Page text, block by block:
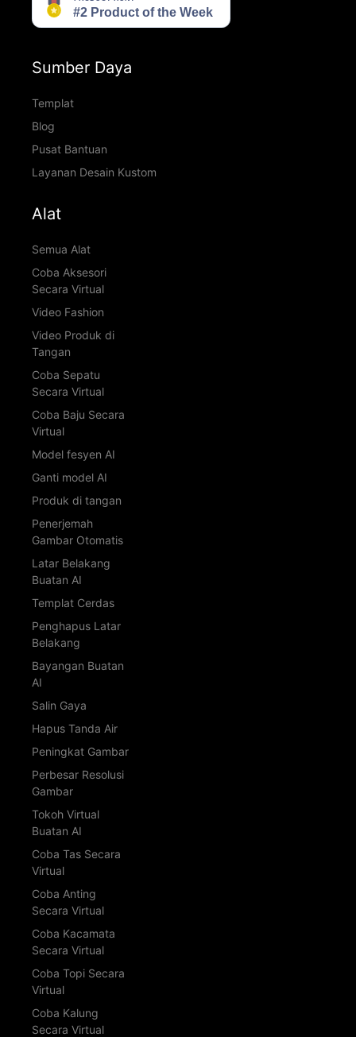
Sumber Daya
Templat
Blog
Pusat Bantuan
Layanan Desain Kustom
Alat
Semua Alat
Coba Aksesori
Secara Virtual
Video Fashion
Video Produk di
Tangan
Coba Sepatu
Secara Virtual
Coba Baju Secara
Virtual
Model fesyen AI
Ganti model AI
Produk di tangan
Penerjemah
Gambar Otomatis
Latar Belakang
Buatan AI
Templat Cerdas
Penghapus Latar
Belakang
Bayangan Buatan
AI
Salin Gaya
Hapus Tanda Air
Peningkat Gambar
Perbesar Resolusi
Gambar
Tokoh Virtual
Buatan AI
Coba Tas Secara
Virtual
Coba Anting
Secara Virtual
Coba Kacamata
Secara Virtual
Coba Topi Secara
Virtual
Coba Kalung
Secara Virtual